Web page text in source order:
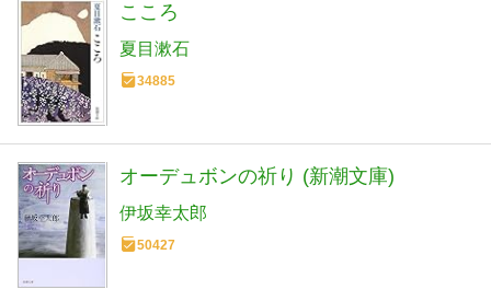
こころ
夏目漱石
34885
オーデュボンの祈り (新潮文庫)
伊坂幸太郎
50427